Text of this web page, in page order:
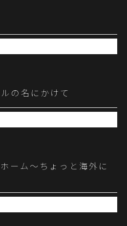
の名にかけて
ーム～ちょっと海外に